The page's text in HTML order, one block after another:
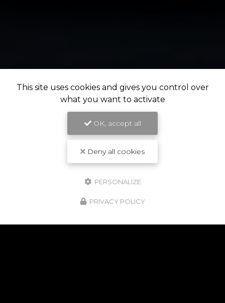
This site uses cookies and gives you control over
what you want to activate
OK, accept all
Deny all cookies
PERSONALIZE
PRIVACY POLICY